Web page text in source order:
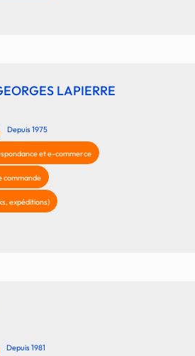
LAPIERRE
Depuis 1975
et e-commerce
commande
expéditions)
Depuis 1981